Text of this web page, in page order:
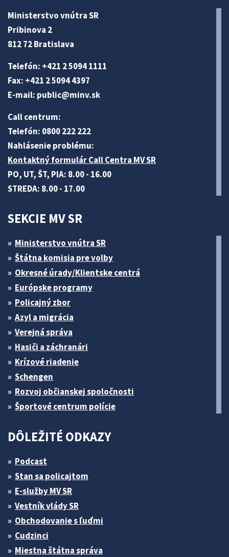
Ministerstvo vnútra SR
Pribinova 2
812 72 Bratislava
Telefón: +421 2 5094 1111
Fax: +421 2 5094 4397
E-mail: public@minv.sk
Call centrum:
Telefón: 0800 222 222
Nahlásenie problému:
Kontaktný formulár Call Centra MV SR
PO, UT, ŠT, PIA: 8.00 - 16.00
STREDA: 8.00 - 17.00
SEKCIE MV SR
Ministerstvo vnútra SR
Štátna komisia pre volby
Okresné úrady/Klientske centrá
Európske programy
Policajný zbor
Azyl a migrácia
Verejná správa
Hasiči a záchranári
Krízové riadenie
Schengen
Rozvoj občianskej spoločnosti
Športové centrum polície
DÔLEŽITÉ ODKAZY
Podcast
Stan sa policajtom
E-služby MV SR
Vestník vlády SR
Obchodovanie s ľuďmi
Cudzinci
Miestna štátna správa